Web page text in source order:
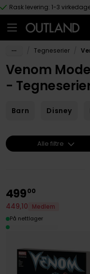
Hopp til hovedinnhold
Rask levering: 1-3
Tegneserier
Venom
-
Barn Disney
49900
449,10
Medlem
På nettlager
Alle filtre